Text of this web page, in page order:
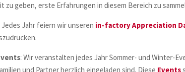
zu geben, erste Erfahrungen in diesem Bereich zu
Jedes Jahr feiern wir unseren in-factory Appreciation
: Wir veranstalten jedes Jahr Sommer- und Winter-
und Partner herzlich eingeladen sind. Diese Events